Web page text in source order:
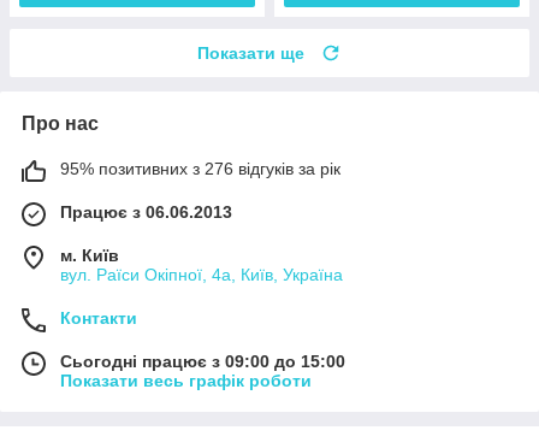
Показати ще
Про нас
95% позитивних з 276 відгуків за рік
Працює з 06.06.2013
м. Київ
вул. Раїси Окіпної, 4а, Київ, Україна
Контакти
Сьогодні працює з 09:00 до 15:00
Показати весь графік роботи